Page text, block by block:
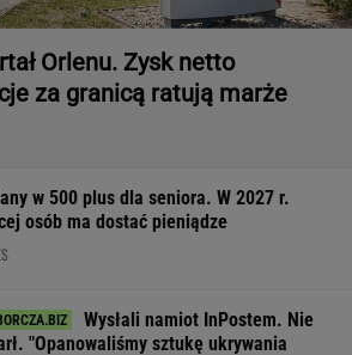
Orlenu. Zysk netto
za granicą ratują marże
w 500 plus dla seniora. W 2027 r.
osób ma dostać pieniądze
Wysłali namiot InPostem. Nie
"Opanowaliśmy sztukę ukrywania